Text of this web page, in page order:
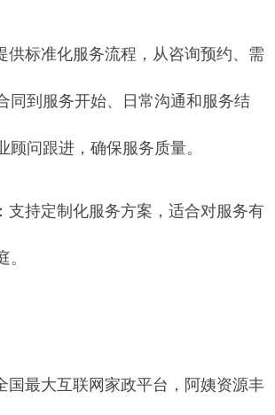
供标准化服务流程，从咨询预约、需
同到服务开始、日常沟通和服务结
顾问跟进，确保服务质量。
支持定制化服务方案，适合对服务有
国最大互联网家政平台，阿姨资源丰